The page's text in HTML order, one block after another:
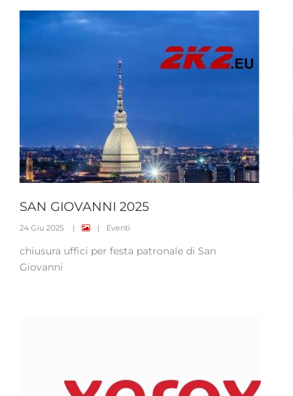
SAN GIOVANNI 2025
24 Giu 2025 | | Eventi
chiusura uffici per festa patronale di San
Giovanni